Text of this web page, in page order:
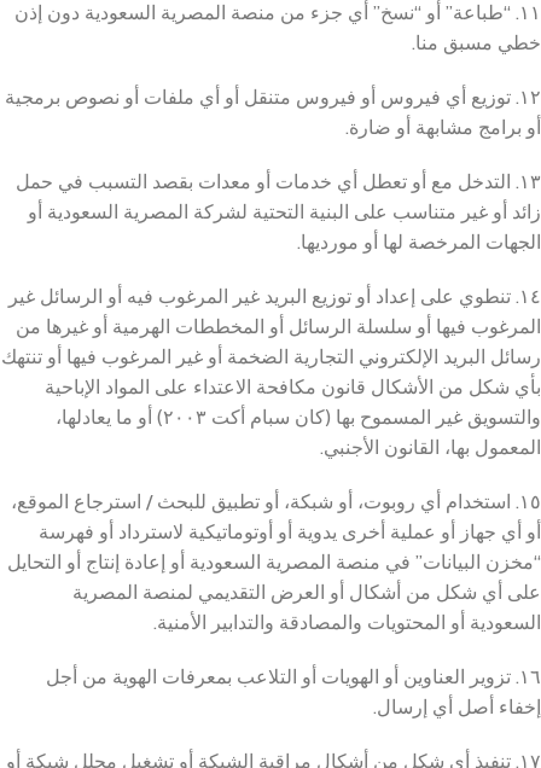
١١. “طباعة” أو “نسخ” أي جزء من منصة المصرية السعودية دون إذن
خطي مسبق منا.
١٢. توزيع أي فيروس أو فيروس متنقل أو أي ملفات أو نصوص برمجية
أو برامج مشابهة أو ضارة.
١٣. التدخل مع أو تعطل أي خدمات أو معدات بقصد التسبب في حمل
زائد أو غير متناسب على البنية التحتية لشركة المصرية السعودية أو
الجهات المرخصة لها أو مورديها.
١٤. تنطوي على إعداد أو توزيع البريد غير المرغوب فيه أو الرسائل غير
المرغوب فيها أو سلسلة الرسائل أو المخططات الهرمية أو غيرها من
رسائل البريد الإلكتروني التجارية الضخمة أو غير المرغوب فيها أو تنتهك
بأي شكل من الأشكال قانون مكافحة الاعتداء على المواد الإباحية
والتسويق غير المسموح بها (كان سبام أكت ٢٠٠٣) أو ما يعادلها،
المعمول بها، القانون الأجنبي.
١٥. استخدام أي روبوت، أو شبكة، أو تطبيق للبحث / استرجاع الموقع،
أو أي جهاز أو عملية أخرى يدوية أو أوتوماتيكية لاسترداد أو فهرسة
“مخزن البيانات” في منصة المصرية السعودية أو إعادة إنتاج أو التحايل
على أي شكل من أشكال أو العرض التقديمي لمنصة المصرية
السعودية أو المحتويات والمصادقة والتدابير الأمنية.
١٦. تزوير العناوين أو الهويات أو التلاعب بمعرفات الهوية من أجل
إخفاء أصل أي إرسال.
١٧. تنفيذ أي شكل من أشكال مراقبة الشبكة أو تشغيل محلل شبكة أو